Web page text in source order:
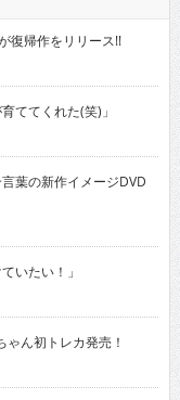
復帰作をリリース!!
ててくれた(笑)」
葉の新作イメージDVD
いたい！」
ん初トレカ発売！